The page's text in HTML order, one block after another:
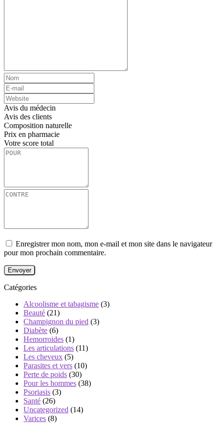
Avis du médecin
Avis des clients
Composition naturelle
Prix ​​en pharmacie
Votre score total
Enregistrer mon nom, mon e-mail et mon site dans le navigateur
pour mon prochain commentaire.
Catégories
Alcoolisme et tabagisme (3)
Beauté (21)
Champignon du pied (3)
Diabète (6)
Hemorroides (1)
Les articulations (11)
Les cheveux (5)
Parasites et vers (10)
Perte de poids (30)
Pour les hommes (38)
Psoriasis (3)
Santé (26)
Uncategorized (14)
Varices (8)